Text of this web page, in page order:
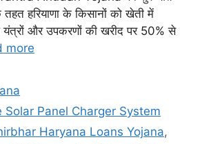
हरियाणा के किसानों को खेती में
यंत्रों और उपकरणों की खरीद पर 50% से
more
Solar Panel Charger System
Haryana Loans Yojana,